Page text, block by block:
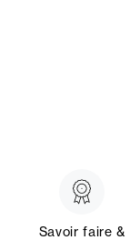
Savoir faire &